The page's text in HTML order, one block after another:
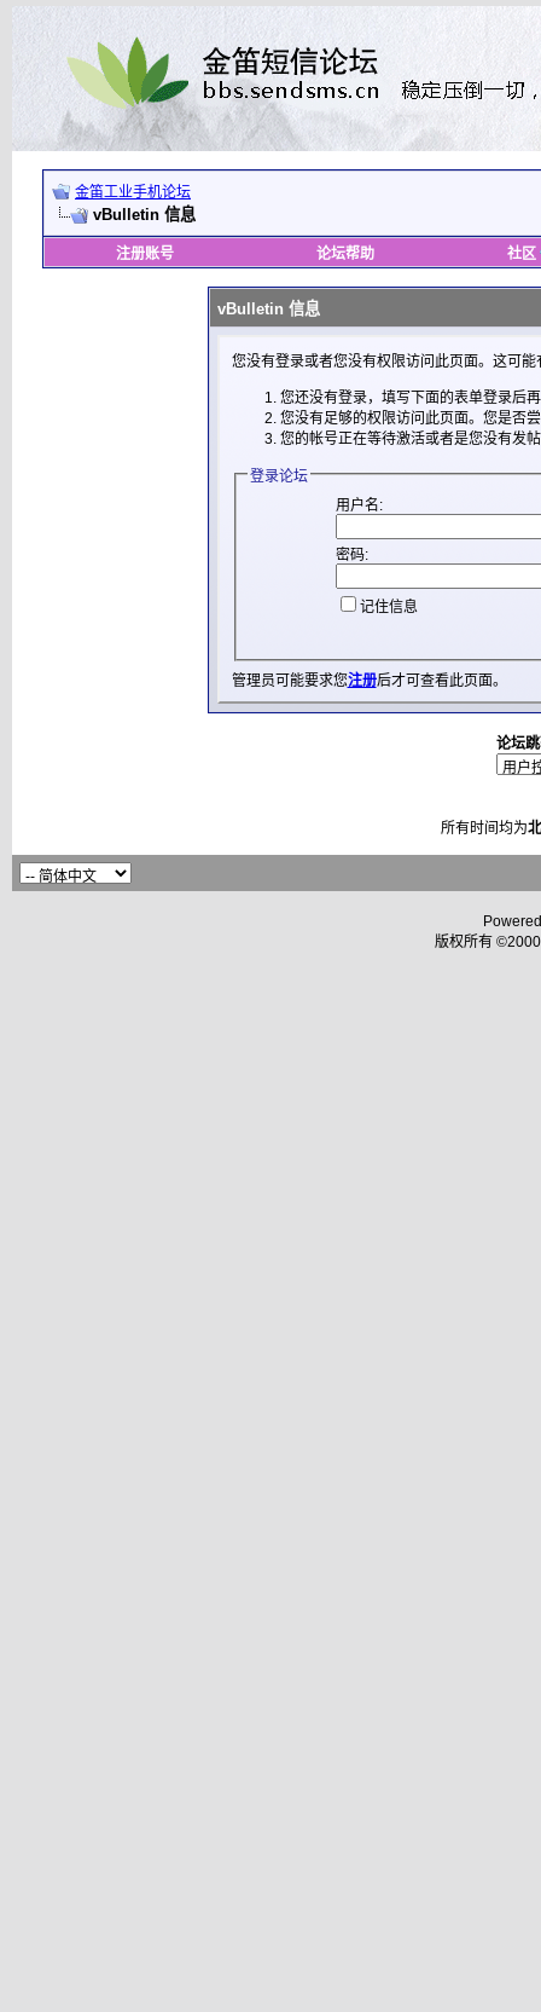
金笛工业手机论坛
vBulletin 信息
注册账号 论坛帮助 社区
vBulletin 信息
您没有登录或者您没有权限访问此页面。这可能
您还没有登录，填写下面的表单登录后
您没有足够的权限访问此页面。您是否
您的帐号正在等待激活或者是您没有发
登录论坛
用户名:
密码:
记住信息
管理员可能要求您注册后才可查看此页面。
论坛
所有时间均为
版权所有